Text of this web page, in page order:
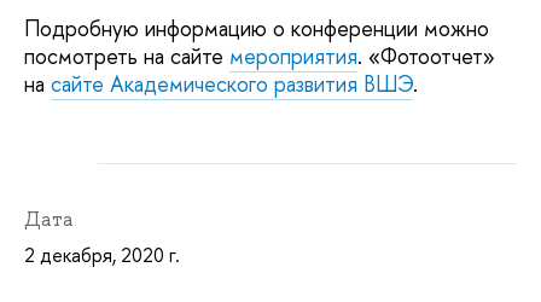
Подробную информацию о конференции можно
посмотреть на сайте мероприятия. «Фотоотчет»
на сайте Академического развития ВШЭ.
Дата
2 декабря, 2020 г.